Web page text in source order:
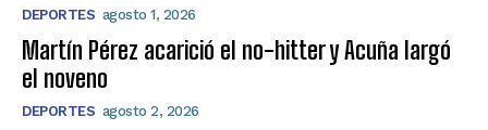
DEPORTES agosto 1, 2026
Martín Pérez acarició el no-hitter y Acuña largó
el noveno
DEPORTES agosto 2, 2026